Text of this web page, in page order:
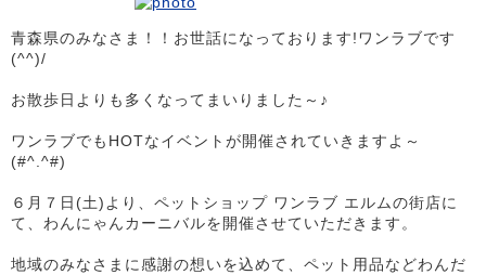
青森県のみなさま！！お世話になっております!ワンラブです
(^^)/
お散歩日よりも多くなってまいりました～♪
ワンラブでもHOTなイベントが開催されていきますよ～
(#^.^#)
６月７日(土)より、ペットショップ ワンラブ エルムの街店に
て、わんにゃんカーニバルを開催させていただきます。
地域のみなさまに感謝の想いを込めて、ペット用品などわんだ